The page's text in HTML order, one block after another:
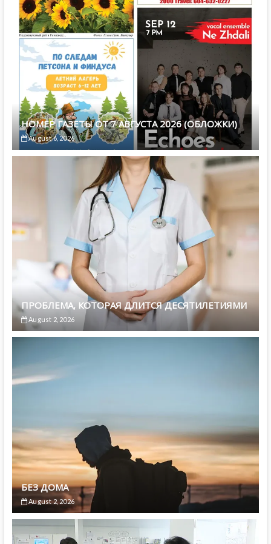
НОМЕР ГАЗЕТЫ ОТ 7 АВГУСТА 2026 (ОБЛОЖКИ)
August 6, 2026
ПРОБЛЕМА, КОТОРАЯ ДЛИТСЯ ДЕСЯТИЛЕТИЯМИ
August 2, 2026
БЕЗ ДОМА
August 2, 2026